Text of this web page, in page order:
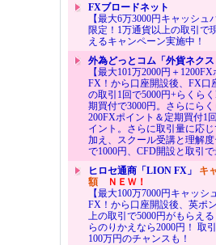
FXブロードネット
【最大6万3000円キャッシュ
限定！1万通貨以上の取引で
えるキャンペーン実施中！
外為どっとコム「外貨ネクス
【最大101万2000円＋
FX！から口座開設後、FX口
の取引1回で5000円+らくら
期買付で3000円。さらにら
200FXポイント＆定期買付1
イント。さらに取引量に応
加え、スクール受講と理解
で1000円、CFD開設と取引で
ヒロセ通商「LION FX」 キ
額ＮＥＷ！
【最大100万7000円キャッシ
FX！から口座開設後、英ポ
上の取引で5000円がもらえ
らのりかえなら2000円！ 取
100万円のチャンスも！